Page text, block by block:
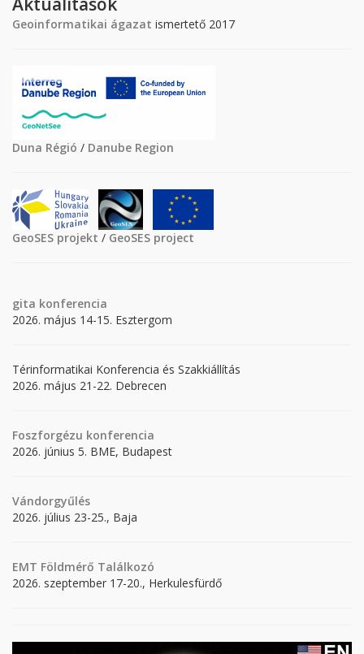
Geoinformatikai ágazat ismertető 2017
Duna Régió / Danube Region
GeoSES projekt / GeoSES project
gita konferencia
2026. május 14-15. Esztergom
Térinformatikai Konferencia és Szakkiállítás
2026. május 21-22. Debrecen
Foszforgézu konferencia
2026. június 5. BME, Budapest
Vándorgyűlés
2026. július 23-25., Baja
EMT Földmérő Találkozó
2026. szeptember 17-20., Herkulesfürdő